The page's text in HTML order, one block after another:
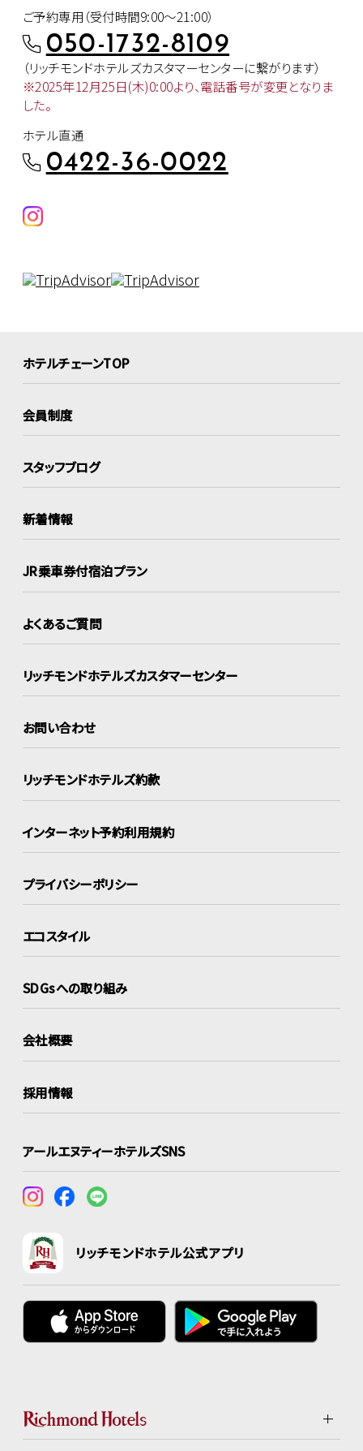
ご予約専用（受付時間9:00～21:00）
050-1732-8109
（リッチモンドホテルズカスタマーセンターに繋がります）
※2025年12月25日(木)0:00より、電話番号が変更となりま
した。
ホテル直通
0422-36-0022
ホテルチェーンTOP
会員制度
スタッフブログ
新着情報
JR乗車券付宿泊プラン
よくあるご質問
リッチモンドホテルズカスタマーセンター
お問い合わせ
リッチモンドホテルズ約款
インターネット予約利用規約
プライバシーポリシー
エコスタイル
SDGsへの取り組み
会社概要
採用情報
アールエヌティーホテルズSNS
リッチモンドホテル公式アプリ